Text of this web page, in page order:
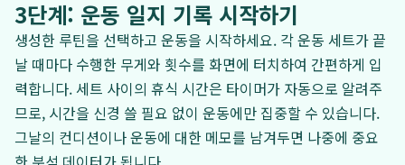
3단계: 운동 일지 기록 시작하기
생성한 루틴을 선택하고 운동을 시작하세요. 각 운동 세트가 끝
날 때마다 수행한 무게와 횟수를 화면에 터치하여 간편하게 입
력합니다. 세트 사이의 휴식 시간은 타이머가 자동으로 알려주
므로, 시간을 신경 쓸 필요 없이 운동에만 집중할 수 있습니다.
그날의 컨디션이나 운동에 대한 메모를 남겨두면 나중에 중요